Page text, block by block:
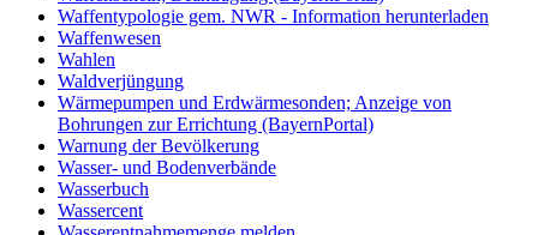
Waffentypologie gem. NWR - Information herunterladen
Waffenwesen
Wahlen
Waldverjüngung
Wärmepumpen und Erdwärmesonden; Anzeige von
Bohrungen zur Errichtung (BayernPortal)
Warnung der Bevölkerung
Wasser- und Bodenverbände
Wasserbuch
Wassercent